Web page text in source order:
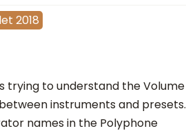
2018
trying to understand the Volume
instruments and presets.
names in the Polyphone